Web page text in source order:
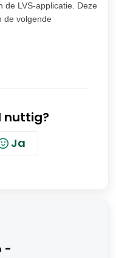
de LVS-applicatie. Deze
de volgende
nuttig?
Ja
-